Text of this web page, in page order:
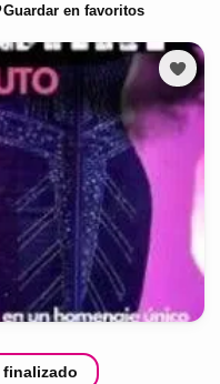
Guardar en favoritos
finalizado